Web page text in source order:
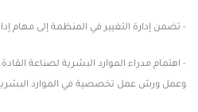
- تضمن إدارة التغيير في المنظمة إلى مهام
- اهتمام مدراء الموارد البشرية لصناعة
وعمل ورش عمل تخصصية في الموارد